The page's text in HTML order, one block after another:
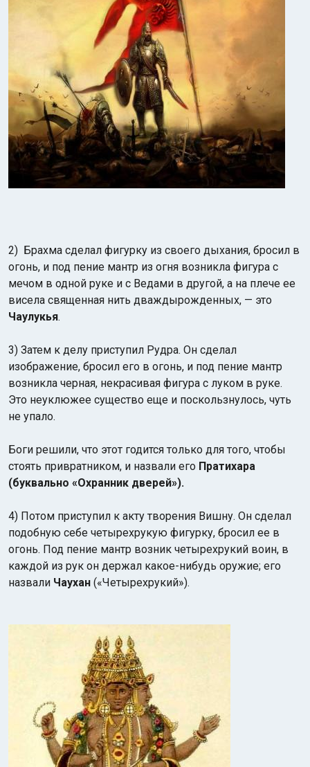
2) Брахма сделал фигурку из своего дыхания, бросил в
огонь, и под пение мантр из огня возникла фигура с
мечом в одной руке и с Ведами в другой, а на плече ее
висела священная нить дваждырожденных, — это
Чаулукья.
3) Затем к делу приступил Рудра. Он сделал
изображение, бросил его в огонь, и под пение мантр
возникла черная, некрасивая фигура с луком в руке.
Это неуклюжее существо еще и поскользнулось, чуть
не упало.
Боги решили, что этот годится только для того, чтобы
стоять привратником, и назвали его Пратихара
(буквально «Охранник дверей»).
4) Потом приступил к акту творения Вишну. Он сделал
подобную себе четырехрукую фигурку, бросил ее в
огонь. Под пение мантр возник четырехрукий воин, в
каждой из рук он держал какое-нибудь оружие; его
назвали Чаухан («Четырехрукий»).